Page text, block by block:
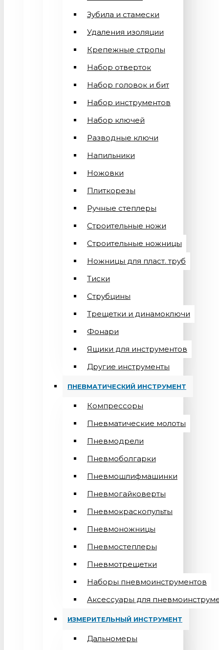
Зубила и стамески
Удаления изоляции
Крепежные стропы
Набор отверток
Набор головок и бит
Набор инструментов
Набор ключей
Разводные ключи
Напильники
Ножовки
Плиткорезы
Ручные степлеры
Строительные ножи
Строительные ножницы
Ножницы для пласт. труб
Тиски
Струбцины
Трещетки и динамоключи
Фонари
Ящики для инструментов
Другие инструменты
ПНЕВМАТИЧЕСКИЙ ИНСТРУМЕНТ
Компрессоры
Пневматические молоты
Пневмодрели
Пневмоболгарки
Пневмошлифмашинки
Пневмогайковерты
Пневмокраскопульты
Пневмоножницы
Пневмостеплеры
Пневмотрещетки
Наборы пневмоинструментов
Аксессуары для
ИЗМЕРИТЕЛЬНЫЙ ИНСТРУМЕНТ
Дальномеры